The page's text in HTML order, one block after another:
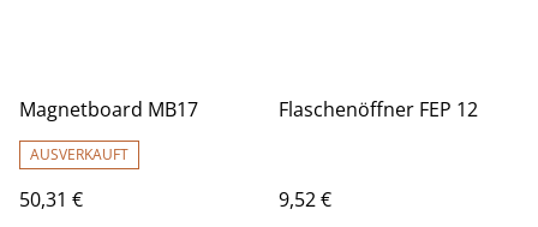
Magnetboard MB17
AUSVERKAUFT
50,31 €
Flaschenöffner FEP 12
9,52 €